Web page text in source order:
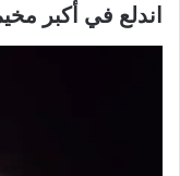
اندلع في أكبر